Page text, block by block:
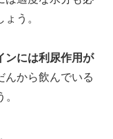
う。
ンには利尿作用が
んから飲んでいる